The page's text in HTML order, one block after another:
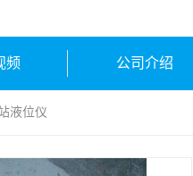
频 公司介绍
液位仪